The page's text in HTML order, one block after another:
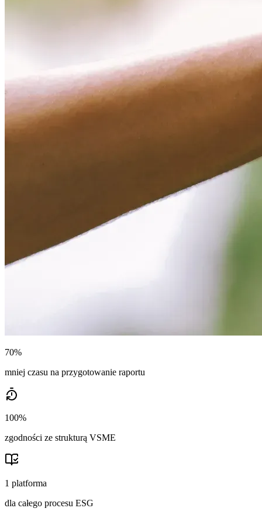
70%
mniej czasu na przygotowanie raportu
100%
zgodności ze strukturą VSME
1 platforma
dla całego procesu ESG